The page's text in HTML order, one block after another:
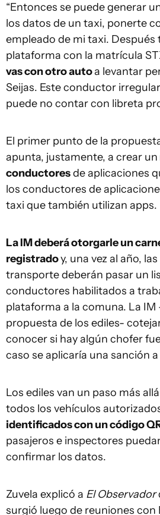
“Entonces se puede generar
los datos de un taxi, ponerte
empleado de mi taxi. Después
plataforma con la matrícula
vas con otro autoa levantar
Seijas. Este conductor
puede no contar con libreta
El primer punto de la
apunta, justamente, a crear un
conductoresde aplicaciones
los conductores de
taxi que también utilizan apps.
La IM deberá otorgarle un
registradoy, una vez al año,
transporte deberán pasar un
conductores habilitados a
plataforma a la comuna. La IM
propuesta de los ediles-
conocer si hay algún chofer
caso se aplicaría una sanción
Los ediles van un paso más
todos los vehículos
identificados con un código
pasajeros e inspectores
confirmar los datos.
Zuvela explicó a El Observador
surgió luego de reuniones con